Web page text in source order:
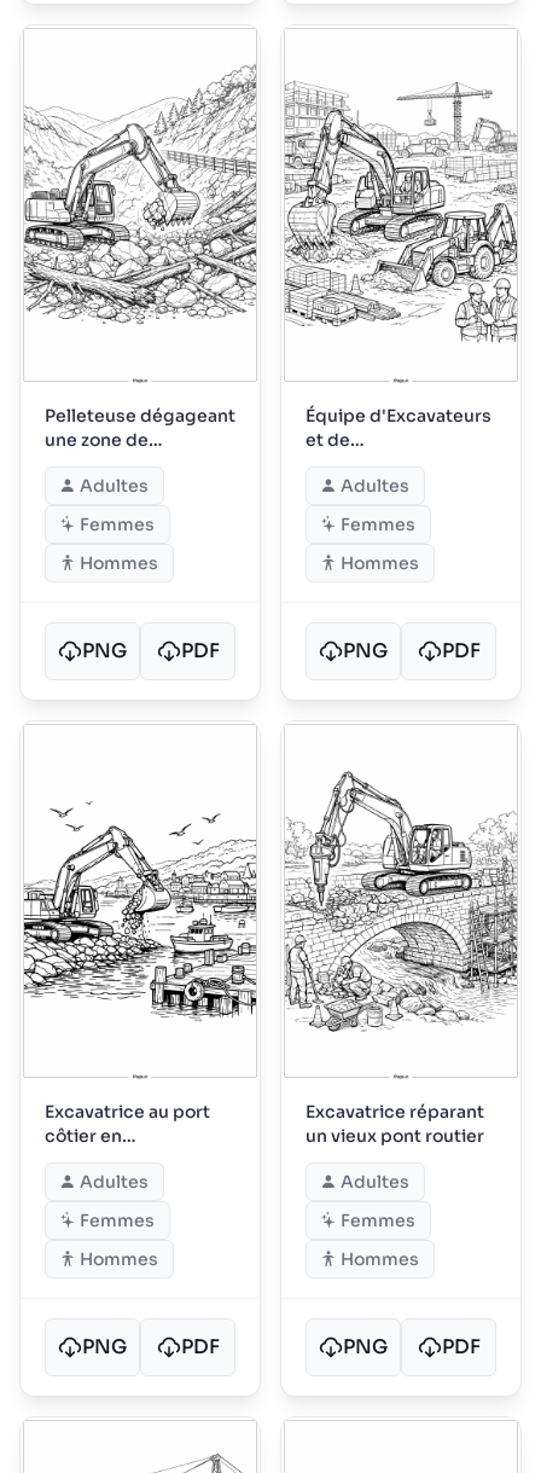
Pelleteuse dégageant
une zone de
glissement de terrain
Adultes
Femmes
Hommes
PNG PDF
Équipe d'Excavateurs
et de
Rétrochargeuses
Adultes
Femmes
Hommes
PNG PDF
Excavatrice au port
côtier en
construction
Adultes
Femmes
Hommes
PNG PDF
Excavatrice réparant
un vieux pont routier
Adultes
Femmes
Hommes
PNG PDF